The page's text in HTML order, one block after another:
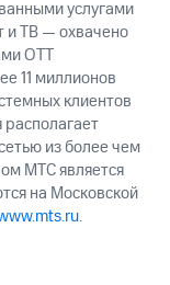
услугами
и ТВ — охвачено
OTT
11 миллионов
клиентов
из более чем
МТС является
на Московской
.